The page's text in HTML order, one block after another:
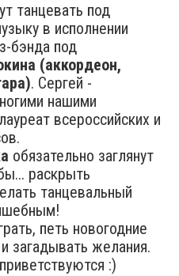
танцевать под
в исполнении
бэнда под
(аккордеон,
. Сергей -
нашими
всероссийских и
обязательно заглянут
раскрыть
танцевальный
петь новогодние
загадывать желания.
:)